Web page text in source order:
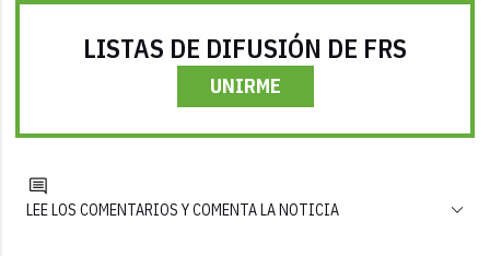
LISTAS DE DIFUSIÓN DE FRS
UNIRME
LEE LOS COMENTARIOS Y COMENTA LA NOTICIA